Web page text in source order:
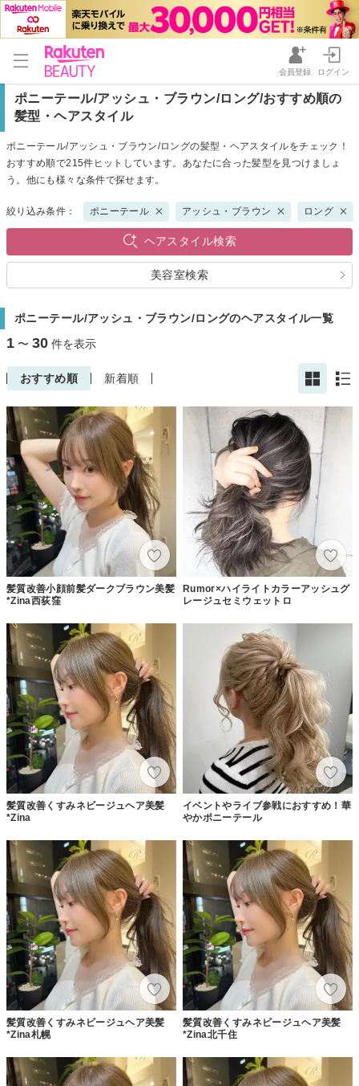
会員登録 ログイン
ポニーテール/アッシュ・ブラウン/ロング/おすすめ順の
髪型・ヘアスタイル
ポニーテール/アッシュ・ブラウン/ロングの髪型・ヘアスタイルをチェック！
おすすめ順で215件ヒットしています。あなたに合った髪型を見つけましょ
う。他にも様々な条件で探せます。
絞り込み条件： ポニーテール アッシュ・ブラウン ロング
ヘアスタイル検索
美容室検索
ポニーテール/アッシュ・ブラウン/ロングのヘアスタイル一覧
1 〜 30 件を表示
おすすめ順 新着順
髪質改善小顔前髪ダークブラウン美髪
*Zina西荻窪
Rumor×ハイライトカラーアッシュグ
レージュセミウェットロ
髪質改善くすみネビージュヘア美髪
*Zina
イベントやライブ参戦におすすめ！華
やかポニーテール
髪質改善くすみネビージュヘア美髪
*Zina札幌
髪質改善くすみネビージュヘア美髪
*Zina北千住